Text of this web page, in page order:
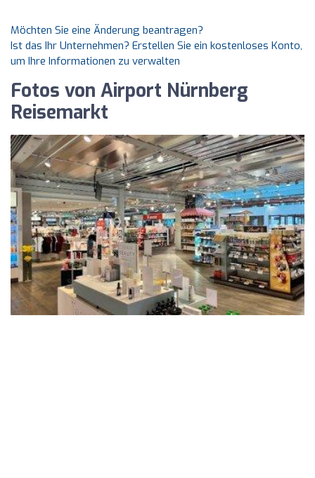
Möchten Sie eine Änderung beantragen?
Ist das Ihr Unternehmen? Erstellen Sie ein kostenloses Konto,
um Ihre Informationen zu verwalten
Fotos von Airport Nürnberg
Reisemarkt